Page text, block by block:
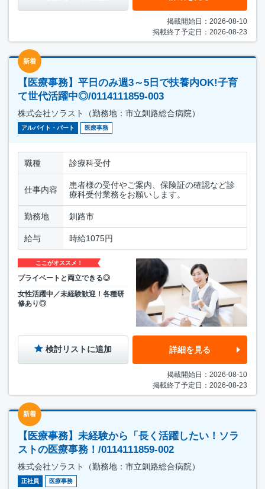
掲載開始日：2026-08-10
掲載終了予定日：2026-08-23
新着
【医療事務】平日のみ週3～5日で扶養内OK!子育
て世代活躍中◎/0114111859-003
株式会社ソラスト（勤務地：市立釧路総合病院）
アルバイト・パート 医療事務
職種 診療科受付
仕事内容
患者様の受付やご案内、保険証の確認など診
療科受付業務をお願いします。
勤務地 釧路市
給与 時給1075円
ここがオススメ！
プライベートと両立できる◎
女性活躍中／未経験歓迎！各種研
修あり◎
検討リストに追加 詳細を見る
掲載開始日：2026-08-10
掲載終了予定日：2026-08-23
新着
【医療事務】未経験から「長く活躍したい！ソラ
ストの医療事務！/0114111859-002
株式会社ソラスト（勤務地：市立釧路総合病院）
正社員 医療事務